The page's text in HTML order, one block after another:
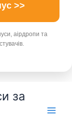
>>
аірдропи та
за